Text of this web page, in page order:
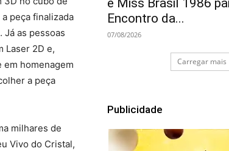
peça finalizada
as pessoas
Laser 2D e,
em homenagem
a peça
milhares de
Vivo do Cristal,
Encontro da...
07/08/2026
Carregar mais
Publicidade